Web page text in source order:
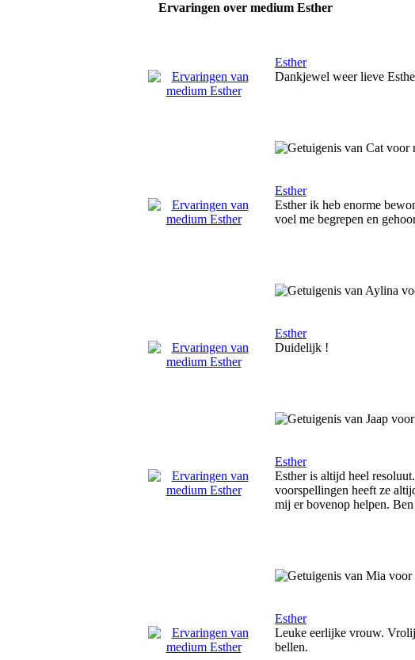
Ervaringen over medium Esther
Esther
Dankjewel weer lieve
Esther
Esther ik heb enorme
voel me begrepen en
Esther
Duidelijk !
Esther
Esther is altijd heel
voorspellingen heeft ze
mij er bovenop helpen.
Esther
Leuke eerlijke vrouw.
bellen.